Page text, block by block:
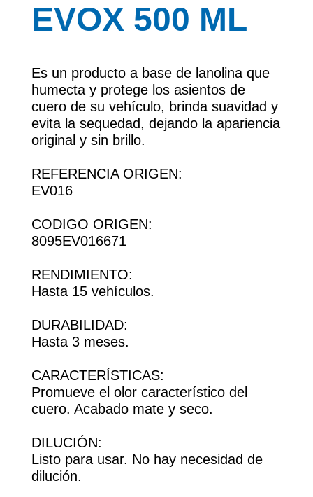
EVOX 500 ML
Es un producto a base de lanolina que
humecta y protege los asientos de
cuero de su vehículo, brinda suavidad y
evita la sequedad, dejando la apariencia
original y sin brillo.
REFERENCIA ORIGEN:
EV016
CODIGO ORIGEN:
8095EV016671
RENDIMIENTO:
Hasta 15 vehículos.
DURABILIDAD:
Hasta 3 meses.
CARACTERÍSTICAS:
Promueve el olor característico del
cuero. Acabado mate y seco.
DILUCIÓN:
Listo para usar. No hay necesidad de
dilución.